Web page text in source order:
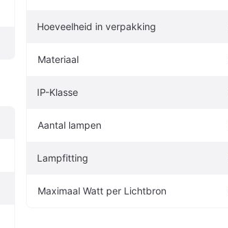
Hoeveelheid in verpakking
Materiaal
IP-Klasse
Aantal lampen
Lampfitting
Maximaal Watt per Lichtbron